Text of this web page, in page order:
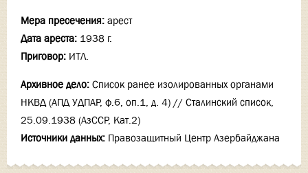
Мера пресечения: арест
Дата ареста: 1938 г.
Приговор: ИТЛ.
Архивное дело: Список ранее изолированных органами
НКВД (АПД УДПАР, ф.6, оп.1, д. 4) // Сталинский список,
25.09.1938 (АзССР, Кат.2)
Источники данных: Правозащитный Центр Азербайджана